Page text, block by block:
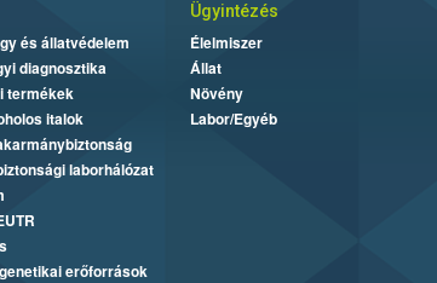
és állatvédelem
diagnosztika
termékek
italok
laborhálózat
erőforrások
Ügyintézés
Élelmiszer
Állat
Növény
Labor/Egyéb